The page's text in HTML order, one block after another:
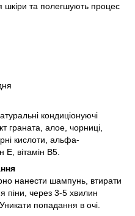
шкіри та полегшують процес
кондиціонуючі
граната, алое, чорниці,
кислоти, альфа-
Е, вітамін В5.
нанести шампунь, втирати
піни, через 3-5 хвилин
попадання в очі.